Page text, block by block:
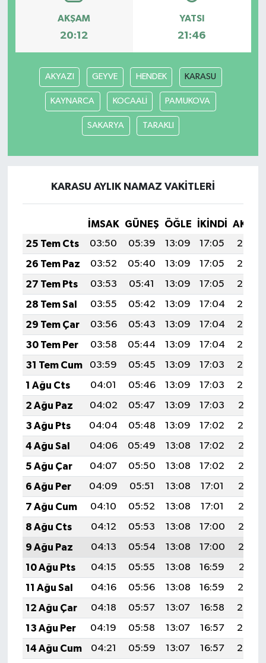
AKŞAM
20:12
YATSI
21:46
AKYAZI GEYVE HENDEK KARASU
KAYNARCA KOCAALİ PAMUKOVA
SAKARYA TARAKLI
KARASU AYLIK NAMAZ VAKITLERI
İMSAK GÜNEŞ ÖĞLE İKINDI
25 Tem Cts
03:50 05:39 13:09 17:05
20:29
26 Tem Paz
03:52 05:40 13:09 17:05
20:28
27 Tem Pts
03:53 05:41 13:09 17:05
20:27
28 Tem Sal
03:55 05:42 13:09 17:04
20:26
29 Tem Çar
03:56 05:43 13:09 17:04
20:25
30 Tem Per
03:58 05:44 13:09 17:04
20:24
31 Tem Cum
03:59 05:45 13:09 17:03
20:23
1 Ağu Cts
04:01 05:46 13:09 17:03
20:22
2 Ağu Paz
04:02 05:47 13:09 17:03
20:21
3 Ağu Pts
04:04 05:48 13:09 17:02
20:19
4 Ağu Sal
04:06 05:49 13:08 17:02
20:18
5 Ağu Çar
04:07 05:50 13:08 17:02
20:17
6 Ağu Per
04:09 05:51 13:08 17:01
20:16
7 Ağu Cum
04:10 05:52 13:08 17:01
20:15
8 Ağu Cts
04:12 05:53 13:08 17:00
20:13
9 Ağu Paz
04:13 05:54 13:08 17:00
20:12
10 Ağu Pts
04:15 05:55 13:08 16:59
20:11
11 Ağu Sal
04:16 05:56 13:08 16:59
20:10
12 Ağu Çar
04:18 05:57 13:07 16:58
20:08
13 Ağu Per
04:19 05:58 13:07 16:57
20:07
14 Ağu Cum
04:21 05:59 13:07 16:57
20:06